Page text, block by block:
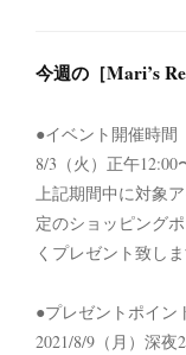
今週の［Mari’s
●イベント開催時間
8/3（火）正午12:00
上記期間中に対象
定のショッピング
くプレゼント致しま
●プレゼントポイン
2021/8/9（月）深夜